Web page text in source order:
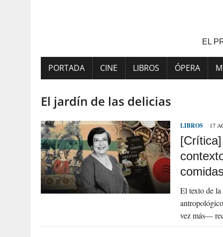
EL
PORTADA CINE LIBROS ÓPERA
El jardín de las delicias
LIBROS 17
El texto de
vez más—